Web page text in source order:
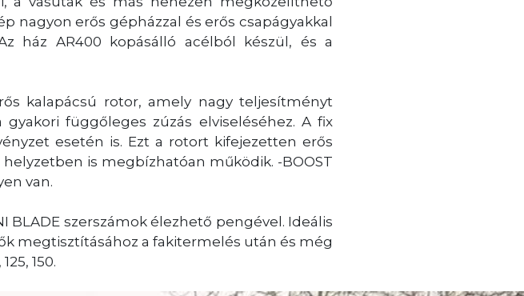
nagyon erős gépházzal és erős csapágyakkal
ház AR400 kopásálló acélból készül, és a
kalapácsú rotor, amely nagy teljesítményt
függőleges zúzás elviseléséhez. A fix
esetén is. Ezt a rotort kifejezetten erős
is megbízhatóan működik. -BOOST
van.
BLADE szerszámok élezhető pengével. Ideális
megtisztításához a fakitermelés után és még
150.